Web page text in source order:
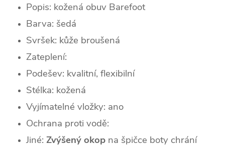
Popis: kožená obuv Barefoot
Barva: šedá
Svršek: kůže broušená
Zateplení:
Podešev: kvalitní, flexibilní
Stélka: kožená
Vyjímatelné vložky: ano
Ochrana proti vodě:
Jiné: Zvýšený okop na špičce boty chrání